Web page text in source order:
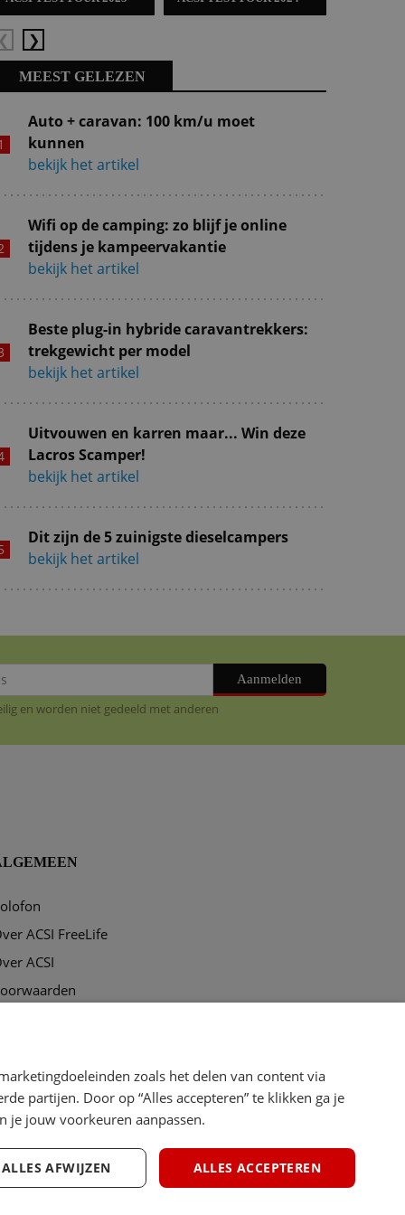
Volgende
MEEST GELEZEN
Auto + caravan: 100 km/u moet
kunnen
bekijk het artikel
Wifi op de camping: zo blijf je online
tijdens je kampeervakantie
bekijk het artikel
Beste plug-in hybride caravantrekkers:
trekgewicht per model
bekijk het artikel
Uitvouwen en karren maar... Win deze
Lacros Scamper!
bekijk het artikel
Dit zijn de 5 zuinigste dieselcampers
bekijk het artikel
Aanmelden
en worden niet gedeeld met anderen
ACSI FreeLife
ACSI
Terug naar
zoals het delen van content via
partijen. Door op “Alles accepteren” te klikken ga je
je jouw voorkeuren aanpassen.
ALLES ACCEPTEREN
ALLES AFWIJZEN